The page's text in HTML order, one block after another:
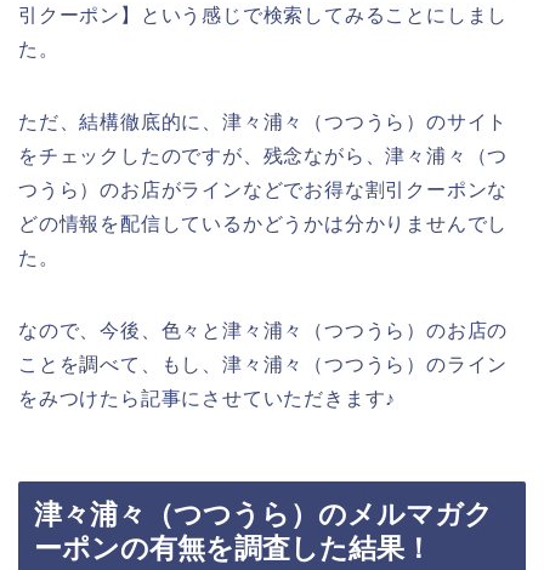
引クーポン】という感じで検索してみることにしまし
た。
ただ、結構徹底的に、津々浦々（つつうら）のサイト
をチェックしたのですが、残念ながら、津々浦々（つ
つうら）のお店がラインなどでお得な割引クーポンな
どの情報を配信しているかどうかは分かりませんでし
た。
なので、今後、色々と津々浦々（つつうら）のお店の
ことを調べて、もし、津々浦々（つつうら）のライン
をみつけたら記事にさせていただきます♪
津々浦々（つつうら）のメルマガク
ーポンの有無を調査した結果！